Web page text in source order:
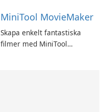
MiniTool MovieMaker
Skapa enkelt fantastiska
filmer med MiniTool